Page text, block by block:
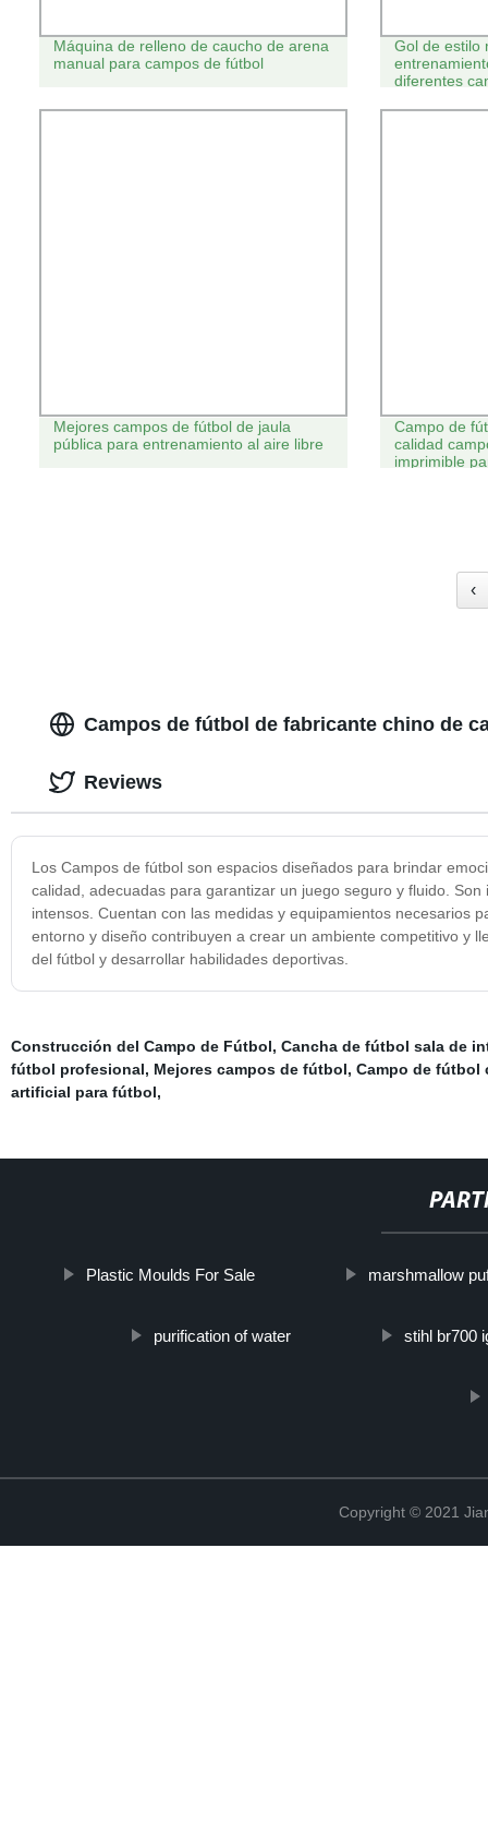
Máquina de relleno de caucho de arena
manual para campos de fútbol
Gol de estilo
diferentes
Mejores campos de fútbol de jaula
pública para entrenamiento al aire libre
Campo de
calidad
imprimible
‹
Campos de fútbol de fabricante chino de
Los Campos de fútbol son espacios diseñados para brindar
calidad, adecuadas para garantizar un juego seguro y fluido.
intensos. Cuentan con las medidas y equipamientos necesarios
entorno y diseño contribuyen a crear un ambiente competitivo y
del fútbol y desarrollar habilidades deportivas.
Reviews
Construcción del Campo de Fútbol, Cancha de fútbol sala de
fútbol profesional, Mejores campos de fútbol, Campo de fútbol
artificial para fútbol,
Plastic Moulds For Sale marshmallow
purification of water stihl br700
Copyright © 2021